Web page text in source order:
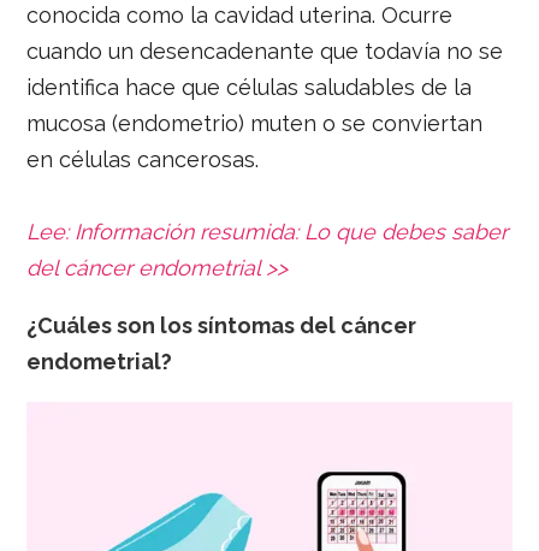
conocida como la cavidad uterina. Ocurre
cuando un desencadenante que todavía no se
identifica hace que células saludables de la
mucosa (endometrio) muten o se conviertan
en células cancerosas.
Lee: Información resumida: Lo que debes saber
del cáncer endometrial >>
¿Cuáles son los síntomas del cáncer
endometrial?